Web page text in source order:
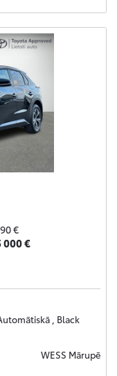
€
000 €
, Black
WESS Mārupē